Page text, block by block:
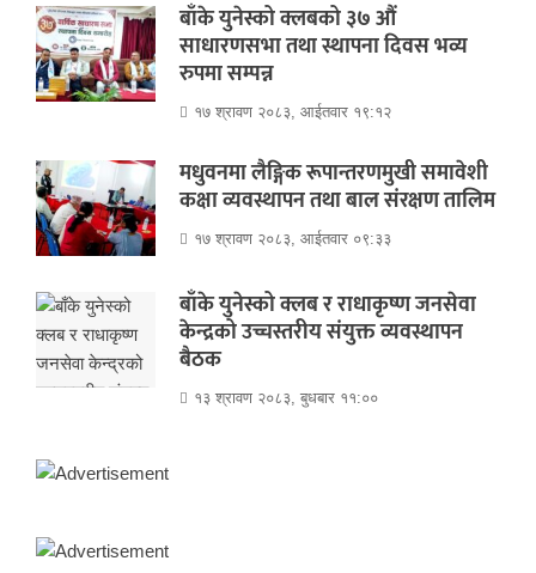
बाँके युनेस्को क्लबको ३७ औं
साधारणसभा तथा स्थापना दिवस भव्य
रुपमा सम्पन्न
१७ श्रावण २०८३, आईतवार १९:१२
मधुवनमा लैङ्गिक रूपान्तरणमुखी समावेशी
कक्षा व्यवस्थापन तथा बाल संरक्षण तालिम
१७ श्रावण २०८३, आईतवार ०९:३३
बाँके युनेस्को क्लब र राधाकृष्ण जनसेवा
केन्द्रको उच्चस्तरीय संयुक्त व्यवस्थापन
बैठक
१३ श्रावण २०८३, बुधबार ११:००